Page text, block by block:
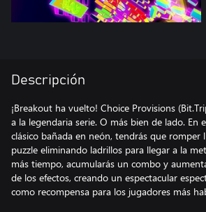
Descripción
¡Breakout ha vuelto! Choice Provisions
a la legendaria serie. O más bien de lado. En
clásico bañada en neón, tendrás que romper
puzzle eliminando ladrillos para llegar a la
más tiempo, acumularás un combo y
de los efectos, creando un espectacular
como recompensa para los jugadores más